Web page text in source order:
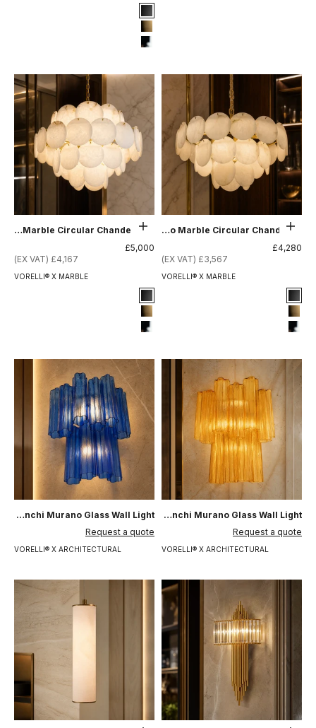
#1 Matte Black
#8 Brushed Brass
#12 Chrome
حدِّد الخيارات
VORELLI® X MARBLE
Alfonso Marble Circular Chandelier
السعر بعد الخصم
£4,280
£3,567 (EX VAT)
#1 Matte Black
#8 Brushed Brass
#12 Chrome
حدِّد الخيارات
VORELLI® X MARBLE
Alfonso Marble Circular Chandelier II
السعر بعد الخصم
£5,000
£4,167 (EX VAT)
#1 Matte Black
#8 Brushed Brass
#12 Chrome
VORELLI® X ARCHITECTURAL
Allegra Tronchi Murano Glass Wall Light
السعر بعد الخصم
Request a quote
VORELLI® X ARCHITECTURAL
Almeria Tronchi Murano Glass Wall Light
السعر بعد الخصم
Request a quote